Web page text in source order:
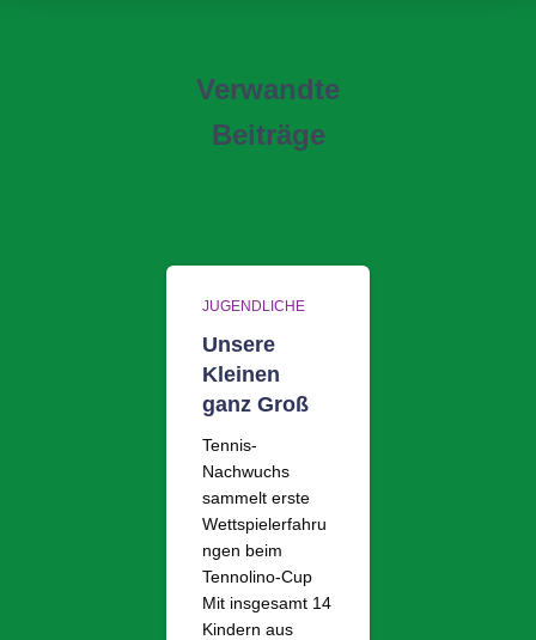
Verwandte
Beiträge
JUGENDLICHE
Unsere
Kleinen
ganz Groß
Tennis-
Nachwuchs
sammelt erste
Wettspielerfahru
ngen beim
Tennolino-Cup
Mit insgesamt 14
Kindern aus